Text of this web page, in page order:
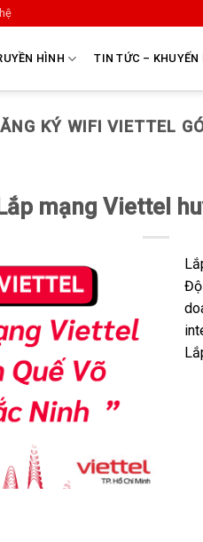
HÌNH TIN TỨC – KHUYẾN
KÝ WIFI VIETTEL
Lắp mạng Viettel
Độ